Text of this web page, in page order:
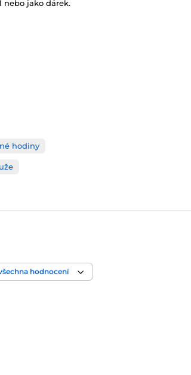
nebo jako dárek.
hodiny
hodnocení